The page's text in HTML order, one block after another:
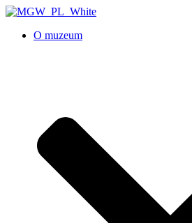
O muzeum